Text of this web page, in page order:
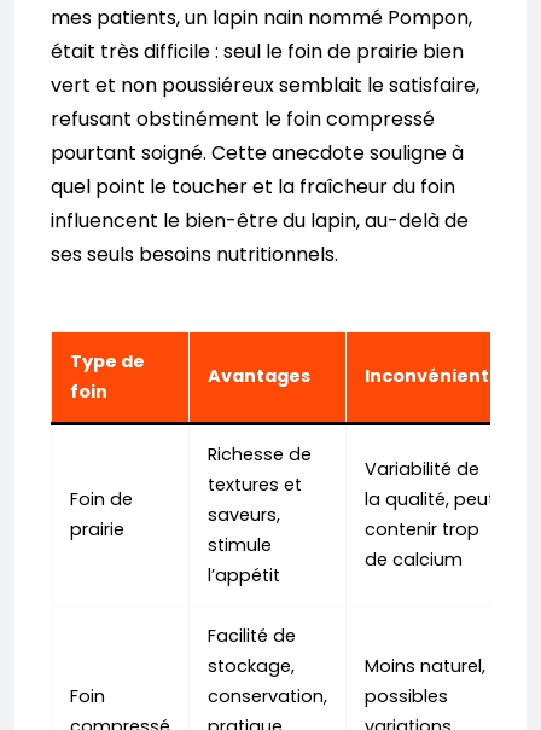
mes patients, un lapin nain nommé Pompon,
était très difficile : seul le foin de prairie bien
vert et non poussiéreux semblait le satisfaire,
refusant obstinément le foin compressé
pourtant soigné. Cette anecdote souligne à
quel point le toucher et la fraîcheur du foin
influencent le bien-être du lapin, au-delà de
ses seuls besoins nutritionnels.
Type de
foin
Avantages Inconvénients
Foin de
prairie
Richesse de
textures et
saveurs,
stimule
l’appétit
Variabilité de
la qualité, peut
contenir trop
de calcium
Foin
Facilité de
stockage,
conservation,
Moins naturel,
possibles